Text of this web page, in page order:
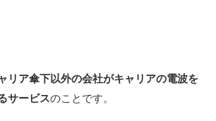
リア傘下以外の会社がキャリアの電波を
サービスのことです。